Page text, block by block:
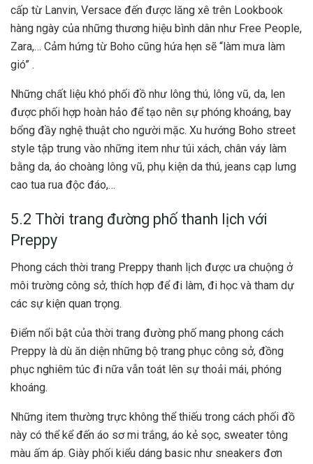
cấp từ Lanvin, Versace đến được lăng xê trên Lookbook
hàng ngày của những thương hiệu bình dân như Free People,
Zara,… Cảm hứng từ Boho cũng hứa hẹn sẽ “làm mưa làm
gió” .
Những chất liệu khó phối đồ như lông thú, lông vũ, da, len
được phối hợp hoàn hảo để tạo nên sự phóng khoáng, bay
bổng đầy nghệ thuật cho người mặc. Xu hướng Boho street
style tập trung vào những item như túi xách, chân váy làm
bằng da, áo choàng lông vũ, phụ kiện da thú, jeans cạp lưng
cao tua rua độc đáo,…
5.2 Thời trang đường phố thanh lịch với
Preppy
Phong cách thời trang Preppy thanh lịch được ưa chuộng ở
môi trường công sở, thích hợp để đi làm, đi học và tham dự
các sự kiện quan trọng.
Điểm nổi bật của thời trang đường phố mang phong cách
Preppy là dù ăn diện những bộ trang phục công sở, đồng
phục nghiêm túc đi nữa vẫn toát lên sự thoải mái, phóng
khoáng.
Những item thường trực không thể thiếu trong cách phối đồ
này có thể kể đến áo sơ mi trắng, áo kẻ sọc, sweater tông
màu ấm áp. Giày phối kiểu dáng basic như sneakers đơn